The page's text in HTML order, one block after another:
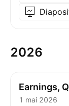
2026
Earnings,
1 mai 2026